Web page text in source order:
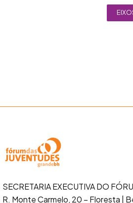
SECRETARIA EXECUTIVA DO
R. Monte Carmelo, 20 – Floresta
|